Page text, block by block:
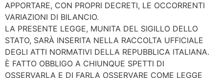
APPORTARE, CON PROPRI DECRETI, LE OCCORRENTI
VARIAZIONI DI BILANCIO.
LA PRESENTE LEGGE, MUNITA DEL SIGILLO DELLO
STATO, SARÀ INSERITA NELLA RACCOLTA UFFICIALE
DEGLI ATTI NORMATIVI DELLA REPUBBLICA ITALIANA.
È FATTO OBBLIGO A CHIUNQUE SPETTI DI
OSSERVARLA E DI FARLA OSSERVARE COME LEGGE